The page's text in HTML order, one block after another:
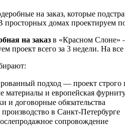
на заказ, которые
просторных домах
на заказ в «Красном Слоне»
проект всего за 3 недели. На
подход — проект строго
материалы и европейская
и договорные обязательства
в Санкт-Петербурге
сопровождение